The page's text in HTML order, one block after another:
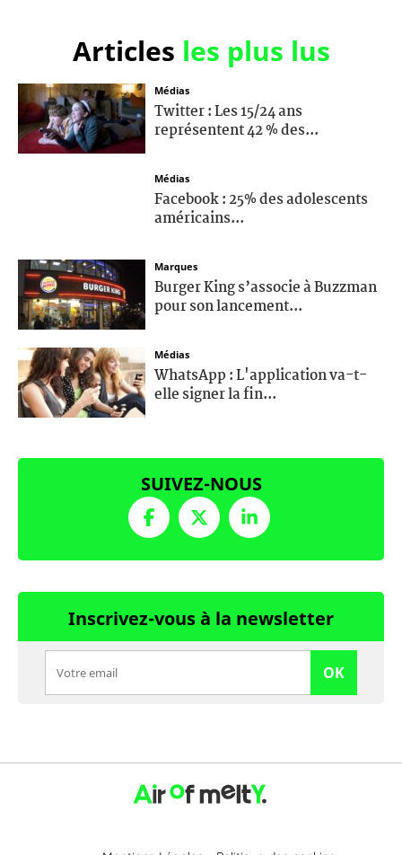
Articles les plus lus
Médias
Twitter : Les 15/24 ans
représentent 42 % des...
Médias
Facebook : 25% des adolescents
américains...
Marques
Burger King s’associe à Buzzman
pour son lancement...
Médias
WhatsApp : L'application va-t-
elle signer la fin...
SUIVEZ-NOUS
Inscrivez-vous à la newsletter
OK